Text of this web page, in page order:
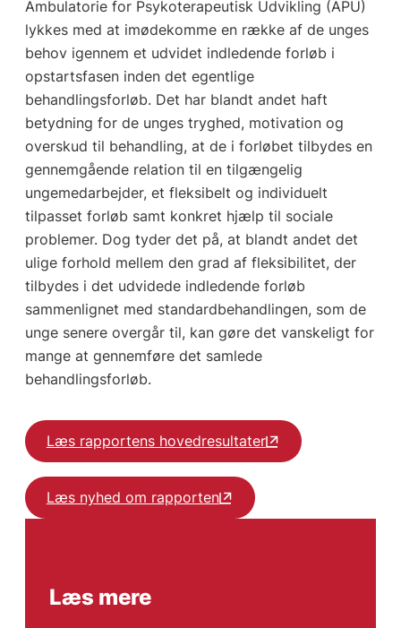
Ambulatorie for Psykoterapeutisk Udvikling (APU)
lykkes med at imødekomme en række af de unges
behov igennem et udvidet indledende forløb i
opstartsfasen inden det egentlige
behandlingsforløb. Det har blandt andet haft
betydning for de unges tryghed, motivation og
overskud til behandling, at de i forløbet tilbydes en
gennemgående relation til en tilgængelig
ungemedarbejder, et fleksibelt og individuelt
tilpasset forløb samt konkret hjælp til sociale
problemer. Dog tyder det på, at blandt andet det
ulige forhold mellem den grad af fleksibilitet, der
tilbydes i det udvidede indledende forløb
sammenlignet med standardbehandlingen, som de
unge senere overgår til, kan gøre det vanskeligt for
mange at gennemføre det samlede
behandlingsforløb.
Læs rapportens hovedresultater
Læs nyhed om rapporten
Læs mere